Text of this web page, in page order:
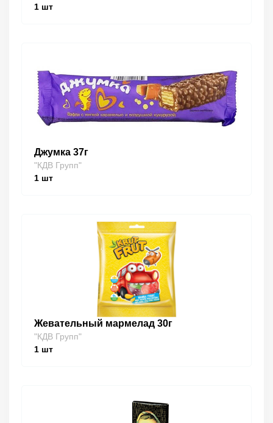
1 шт
Джумка 37г
"КДВ Групп"
1 шт
Жевательный мармелад 30г
"КДВ Групп"
1 шт